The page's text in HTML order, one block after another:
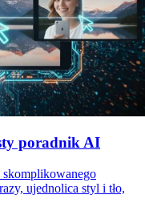
poradnik AI
skomplikowanego
ujednolica styl i tło,